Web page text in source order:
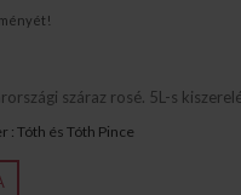
száraz rosé. 5L-s
: Tóth és Tóth Pince